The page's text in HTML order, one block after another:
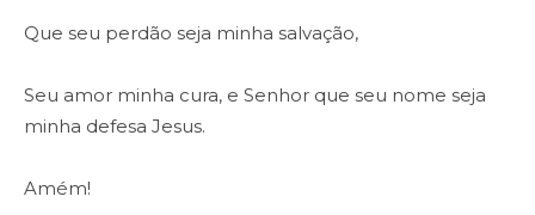
Que seu perdão seja minha salvação,
Seu amor minha cura, e Senhor que seu nome seja
minha defesa Jesus.
Amém!